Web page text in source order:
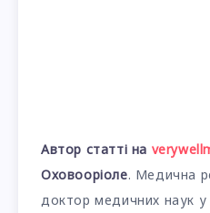
Автор статті на
Оховооріоле. Медична
доктор медичних наук у